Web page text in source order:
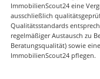
ImmobilienScout24 eine
ausschließlich
Qualitätsstandards
regelmäßiger Austausch zu
Beratungsqualität) sowie
ImmobilienScout24 pflegen.